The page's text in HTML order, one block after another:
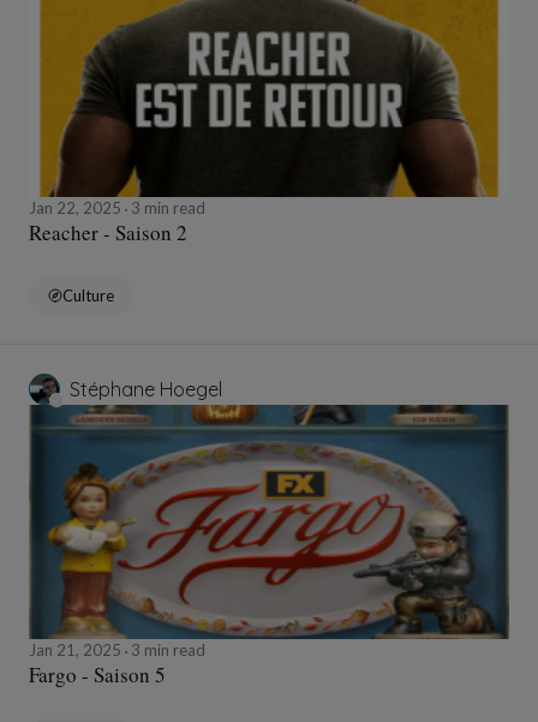
Jan 22, 2025 3 min read
Reacher - Saison 2
Culture
Stéphane Hoegel
Jan 21, 2025 3 min read
Fargo - Saison 5